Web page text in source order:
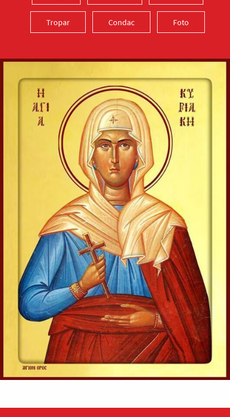
Tropar Condac Foto